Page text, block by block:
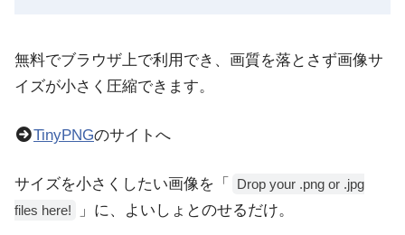
無料でブラウザ上で利用でき、画質を落とさず画像サ
イズが小さく圧縮できます。
TinyPNGのサイトへ
サイズを小さくしたい画像を「
Drop your .png or .jpg
files here!
」に、よいしょとのせるだけ。